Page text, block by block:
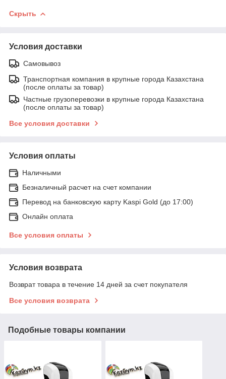
Скрыть
Условия доставки
Самовывоз
Транспортная компания в крупные города Казахстана
(после оплаты за товар)
Частные грузоперевозки в крупные города Казахстана
(после оплаты за товар)
Все условия доставки
Условия оплаты
Наличными
Безналичный расчет на счет компании
Перевод на банковскую карту Kaspi Gold (до 17:00)
Онлайн оплата
Все условия оплаты
Условия возврата
Возврат товара в течение 14 дней за счет покупателя
Все условия возврата
Подобные товары компании